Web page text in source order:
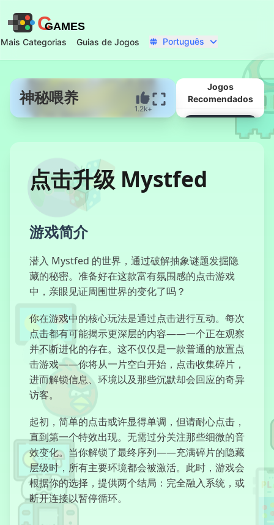
CGAMES
Mais Categorias Guias de Jogos Português
神秘喂养
1.2k+
Jogos
Recomendados
Abaixo
O Circo dos
Aberrações
Terror de
Kuzbass
点击升级 Mystfed
游戏简介
潜入 Mystfed 的世界，通过破解抽象谜题发掘隐
藏的秘密。准备好在这款富有氛围感的点击游戏
中，亲眼见证周围世界的变化了吗？
你在游戏中的核心玩法是通过点击进行互动。每次
点击都有可能揭示更深层的内容——一个正在观察
并不断进化的存在。这不仅仅是一款普通的放置点
击游戏——你将从一片空白开始，点击收集碎片，
进而解锁信息、环境以及那些沉默却会回应的奇异
访客。
起初，简单的点击或许显得单调，但请耐心点击，
直到第一个特效出现。无需过分关注那些细微的音
效变化。当你解锁了最终序列——充满碎片的隐藏
层级时，所有主要环境都会被激活。此时，游戏会
根据你的选择，提供两个结局：完全融入系统，或
断开连接以暂停循环。